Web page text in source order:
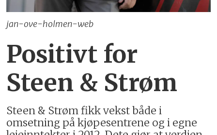
jan-ove-holmen-web
Positivt for
Steen & Strøm
Steen & Strøm fikk vekst både i
omsetning på kjøpesentrene og i egne